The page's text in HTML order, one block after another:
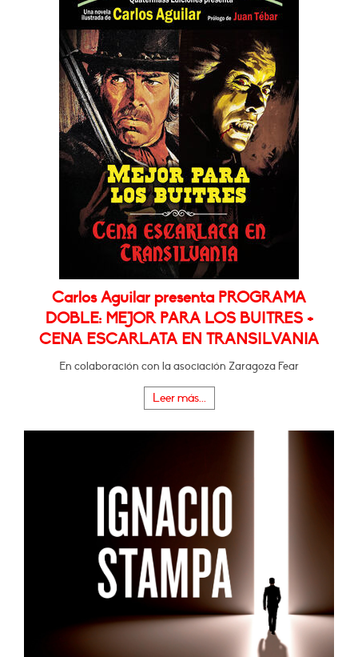
Carlos Aguilar presenta PROGRAMA
DOBLE: MEJOR PARA LOS BUITRES +
CENA ESCARLATA EN TRANSILVANIA
En colaboración con la asociación Zaragoza Fear
Leer más...